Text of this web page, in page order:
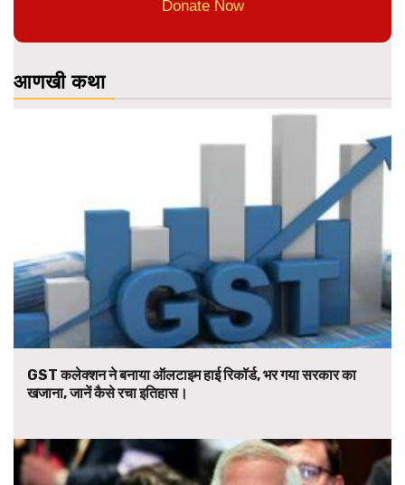
Donate Now
आणखी कथा
GST कलेक्शन ने बनाया ऑलटाइम हाई रिकॉर्ड, भर गया सरकार का
खजाना, जानें कैसे रचा इतिहास।